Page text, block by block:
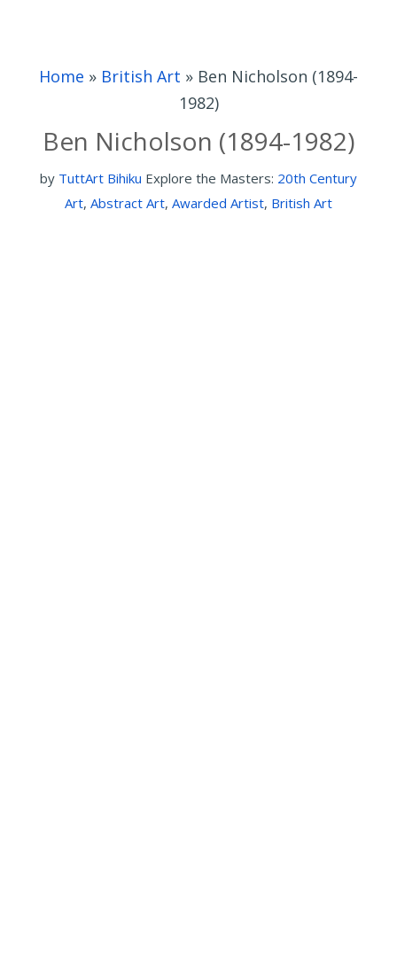
Home » British Art » Ben Nicholson (1894-
1982)
Ben Nicholson (1894-1982)
by TuttArt Bihiku Explore the Masters: 20th Century
Art, Abstract Art, Awarded Artist, British Art